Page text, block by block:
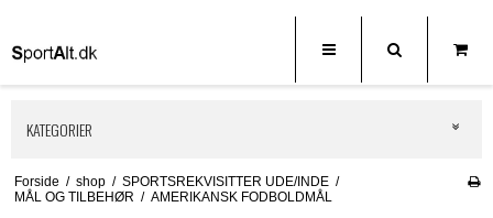
KATEGORIER
Forside / shop / SPORTSREKVISITTER UDE/INDE /
MÅL OG TILBEHØR / AMERIKANSK FODBOLDMÅL